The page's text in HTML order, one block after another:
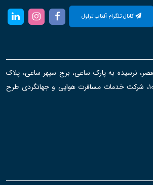
کانال تلگرام آفتاب تراول
نرسیده به پارک ساعی، برج سپهر ساعی، پلاک
۲۲۳۰، طبقه اول، واحد ۱۰، شرکت خدمات مسافرت هوایی و جهانگردی طرح